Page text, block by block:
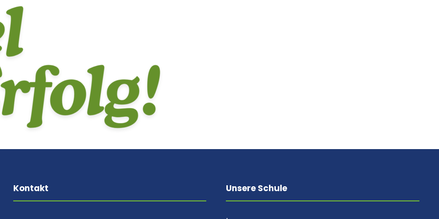
Kontakt Unsere Schule